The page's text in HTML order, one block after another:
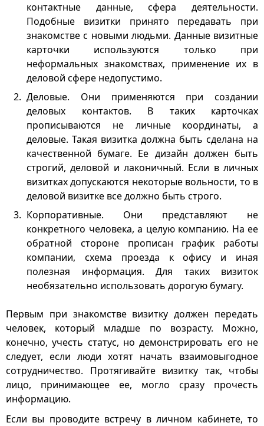
контактные данные, сфера деятельности.
Подобные визитки принято передавать при
знакомстве с новыми людьми. Данные визитные
карточки используются только при
неформальных знакомствах, применение их в
деловой сфере недопустимо.
Деловые. Они применяются при создании
деловых контактов. В таких карточках
прописываются не личные координаты, а
деловые. Такая визитка должна быть сделана на
качественной бумаге. Ее дизайн должен быть
строгий, деловой и лаконичный. Если в личных
визитках допускаются некоторые вольности, то в
деловой визитке все должно быть строго.
Корпоративные. Они представляют не
конкретного человека, а целую компанию. На ее
обратной стороне прописан график работы
компании, схема проезда к офису и иная
полезная информация. Для таких визиток
необязательно использовать дорогую бумагу.
Первым при знакомстве визитку должен передать
человек, который младше по возрасту. Можно,
конечно, учесть статус, но демонстрировать его не
следует, если люди хотят начать взаимовыгодное
сотрудничество. Протягивайте визитку так, чтобы
лицо, принимающее ее, могло сразу прочесть
информацию.
Если вы проводите встречу в личном кабинете, то